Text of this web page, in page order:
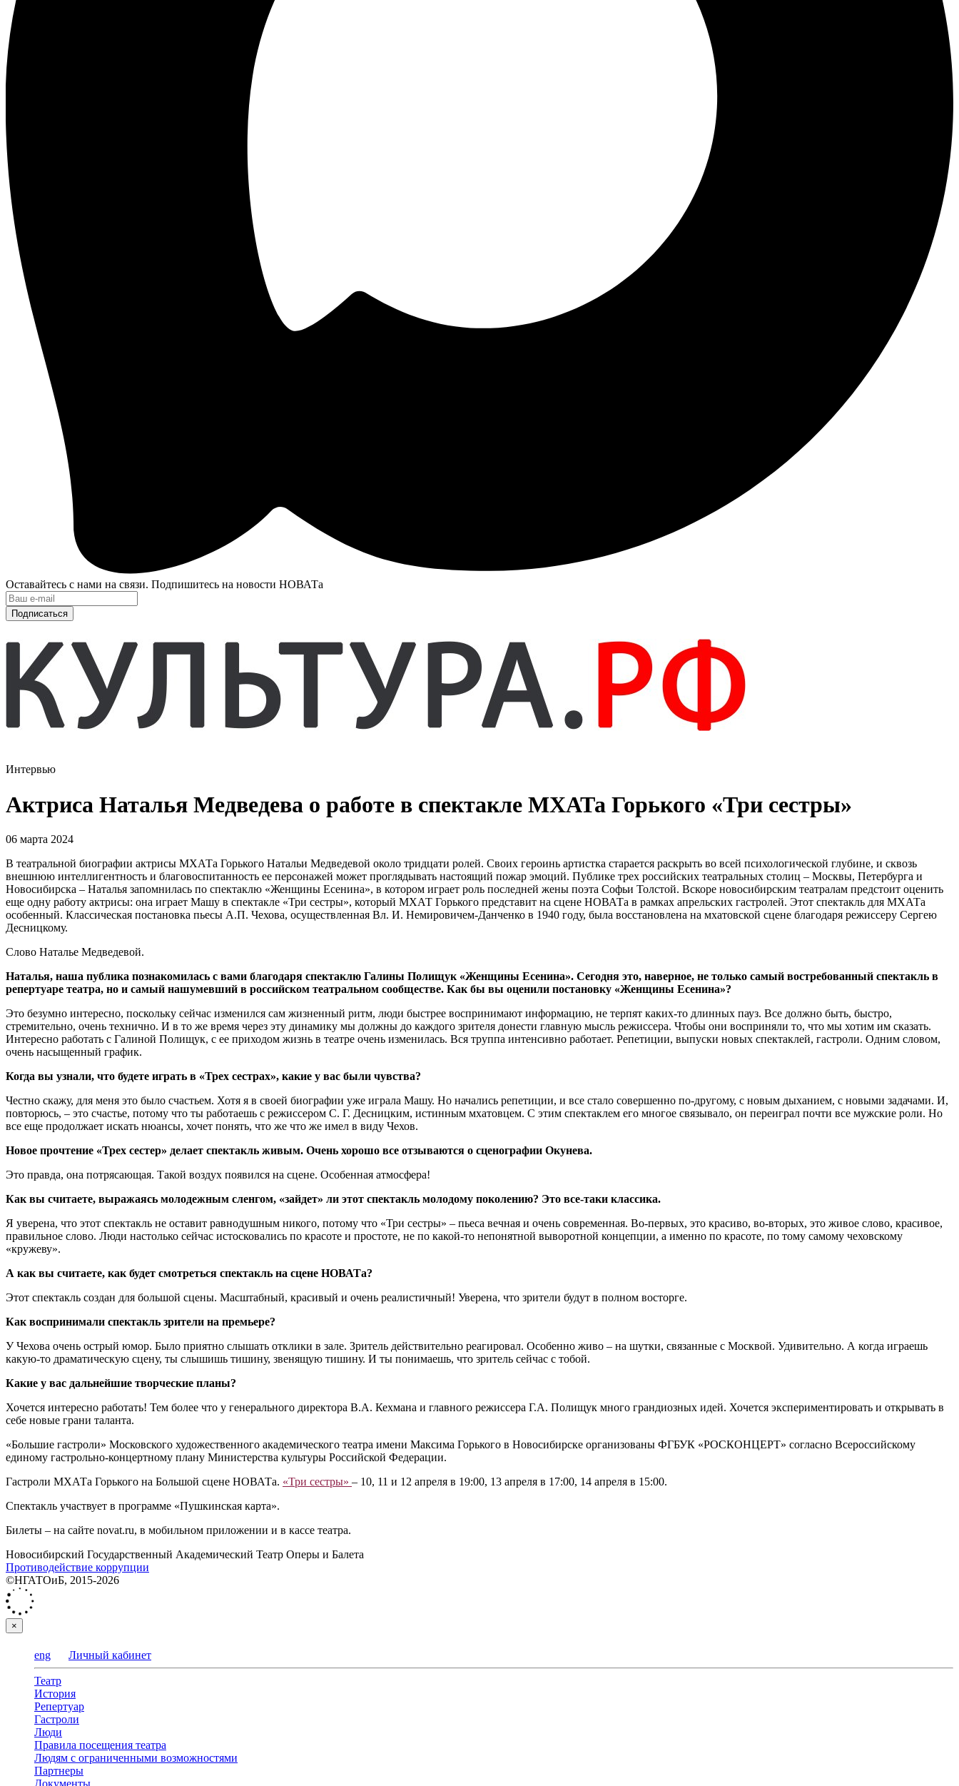
Оставайтесь с нами на связи. Подпишитесь на новости НОВАТа
Подписаться
Интервью
Актриса Наталья Медведева о работе в спектакле МХАТа Горького «Три сестры»
06 марта 2024
В театральной биографии актрисы МХАТа Горького Натальи Медведевой около тридцати ролей. Своих героинь артистка старается раскрыть во всей психологической глубине, и сквозь
внешнюю интеллигентность и благовоспитанность ее персонажей может проглядывать настоящий пожар эмоций. Публике трех российских театральных столиц ‒ Москвы, Петербурга и
Новосибирска ‒ Наталья запомнилась по спектаклю «Женщины Есенина», в котором играет роль последней жены поэта Софьи Толстой. Вскоре новосибирским театралам предстоит оценить
еще одну работу актрисы: она играет Машу в спектакле «Три сестры», который МХАТ Горького представит на сцене НОВАТа в рамках апрельских гастролей. Этот спектакль для МХАТа
особенный. Классическая постановка пьесы А.П. Чехова, осуществленная Вл. И. Немировичем-Данченко в 1940 году, была восстановлена на мхатовской сцене благодаря режиссеру Сергею
Десницкому.
Слово Наталье Медведевой.
Наталья, наша публика познакомилась с вами благодаря спектаклю Галины Полищук «Женщины Есенина». Сегодня это, наверное, не только самый востребованный спектакль в
репертуаре театра, но и самый нашумевший в российском театральном сообществе. Как бы вы оценили постановку «Женщины Есенина»?
Это безумно интересно, поскольку сейчас изменился сам жизненный ритм, люди быстрее воспринимают информацию, не терпят каких-то длинных пауз. Все должно быть, быстро,
стремительно, очень технично. И в то же время через эту динамику мы должны до каждого зрителя донести главную мысль режиссера. Чтобы они восприняли то, что мы хотим им сказать.
Интересно работать с Галиной Полищук, с ее приходом жизнь в театре очень изменилась. Вся труппа интенсивно работает. Репетиции, выпуски новых спектаклей, гастроли. Одним словом,
очень насыщенный график.
Когда вы узнали, что будете играть в «Трех сестрах», какие у вас были чувства?
Честно скажу, для меня это было счастьем. Хотя я в своей биографии уже играла Машу. Но начались репетиции, и все стало совершенно по-другому, с новым дыханием, с новыми задачами. И,
повторюсь, ‒ это счастье, потому что ты работаешь с режиссером С. Г. Десницким, истинным мхатовцем. С этим спектаклем его многое связывало, он переиграл почти все мужские роли. Но
все еще продолжает искать нюансы, хочет понять, что же что же имел в виду Чехов.
Новое прочтение «Трех сестер» делает спектакль живым. Очень хорошо все отзываются о сценографии Окунева.
Это правда, она потрясающая. Такой воздух появился на сцене. Особенная атмосфера!
Как вы считаете, выражаясь молодежным сленгом, «зайдет» ли этот спектакль молодому поколению? Это все-таки классика.
Я уверена, что этот спектакль не оставит равнодушным никого, потому что «Три сестры» – пьеса вечная и очень современная. Во-первых, это красиво, во-вторых, это живое слово, красивое,
правильное слово. Люди настолько сейчас истосковались по красоте и простоте, не по какой-то непонятной выворотной концепции, а именно по красоте, по тому самому чеховскому
«кружеву».
А как вы считаете, как будет смотреться спектакль на сцене НОВАТа?
Этот спектакль создан для большой сцены. Масштабный, красивый и очень реалистичный! Уверена, что зрители будут в полном восторге.
Как воспринимали спектакль зрители на премьере?
У Чехова очень острый юмор. Было приятно слышать отклики в зале. Зритель действительно реагировал. Особенно живо ‒ на шутки, связанные с Москвой. Удивительно. А когда играешь
какую-то драматическую сцену, ты слышишь тишину, звенящую тишину. И ты понимаешь, что зритель сейчас с тобой.
Какие у вас дальнейшие творческие планы?
Хочется интересно работать! Тем более что у генерального директора В.А. Кехмана и главного режиссера Г.А. Полищук много грандиозных идей. Хочется экспериментировать и открывать в
себе новые грани таланта.
«Большие гастроли» Московского художественного академического театра имени Максима Горького в Новосибирске организованы ФГБУК «РОСКОНЦЕРТ» согласно Всероссийскому
единому гастрольно-концертному плану Министерства культуры Российской Федерации.
Гастроли МХАТа Горького на Большой сцене НОВАТа. «Три сестры» ‒ 10, 11 и 12 апреля в 19:00, 13 апреля в 17:00, 14 апреля в 15:00.
Спектакль участвует в программе «Пушкинская карта».
Билеты ‒ на сайте novat.ru, в мобильном приложении и в кассе театра.
Новосибирский Государственный Академический Театр Оперы и Балета
Противодействие коррупции
©НГАТОиБ, 2015-2026
×
eng Личный кабинет
Театр
История
Репертуар
Гастроли
Люди
Правила посещения театра
Людям с ограниченными возможностями
Партнеры